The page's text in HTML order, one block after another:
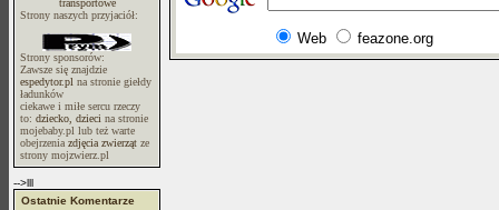
transportowe
Strony naszych przyjaciół:
Strony sponsorów:
Zawsze się znajdzie
espedytor.pl na stronie giełdy
ładunków
ciekawe i miłe sercu rzeczy
to: dziecko, dzieci na stronie
mojebaby.pl lub też warte
obejrzenia zdjęcia zwierząt ze
strony mojzwierz.pl
-->lll
Ostatnie Komentarze
Web feazone.org